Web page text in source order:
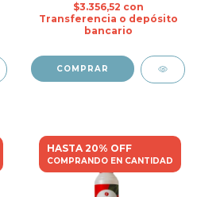
$3.356,52 con
Transferencia o depósito
bancario
HASTA 20% OFF
COMPRANDO EN CANTIDAD